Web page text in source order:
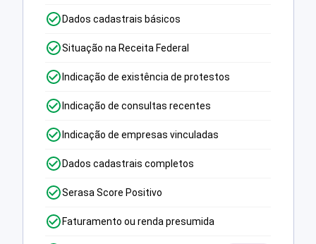
Dados cadastrais básicos
Situação na Receita Federal
Indicação de existência de protestos
Indicação de consultas recentes
Indicação de empresas vinculadas
Dados cadastrais completos
Serasa Score Positivo
Faturamento ou renda presumida